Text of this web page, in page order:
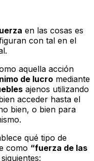
en las cosas es
con tal en el
aquella acción
de lucromediante
ajenos utilizando
acceder hasta el
bien, o bien para
qué tipo de
como “fuerza de las